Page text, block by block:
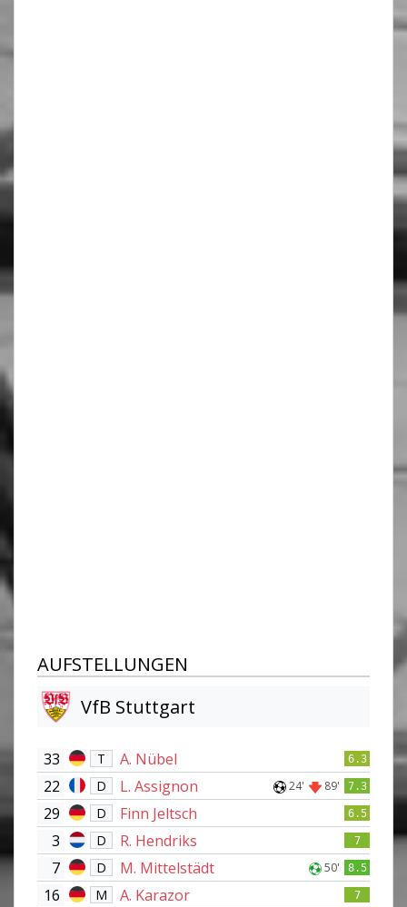
AUFSTELLUNGEN
VfB Stuttgart
33 T A. Nübel 6.3
22 D L. Assignon 24' 89' 7.3
29 D Finn Jeltsch 6.5
3 D R. Hendriks 7
7 D M. Mittelstädt 50' 8.5
16 M A. Karazor 7